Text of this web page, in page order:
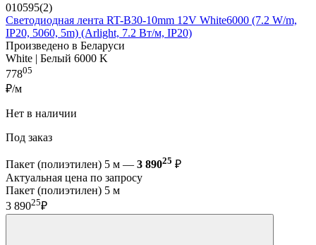
010595(2)
Светодиодная лента RT-B30-10mm 12V White6000 (7.2 W/m,
IP20, 5060, 5m) (Arlight, 7.2 Вт/м, IP20)
Произведено в Беларуси
White | Белый 6000 K
77805
₽/м
Нет в наличии
Под заказ
Пакет (полиэтилен) 5 м — 3 89025 ₽
Актуальная цена по запросу
Пакет (полиэтилен) 5 м
3 89025₽